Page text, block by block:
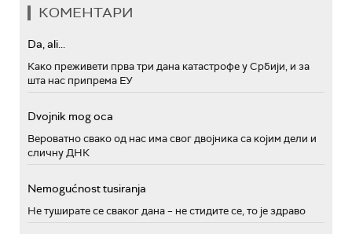
КОМЕНТАРИ
Da, ali...
Како преживети прва три дана катастрофе у Србији, и за
шта нас припрема ЕУ
Dvojnik mog oca
Вероватно свако од нас има свог двојника са којим дели и
сличну ДНК
Nemogućnost tusiranja
Не туширате се сваког дана – не стидите се, то је здраво